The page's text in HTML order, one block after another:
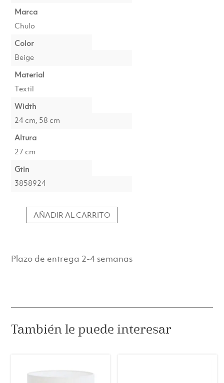
Marca
Chulo
Color
Beige
Material
Textil
Width
24 cm, 58 cm
Altura
27 cm
Gtin
3858924
Pantalla
Slim
Natural
cantidad
AÑADIR AL CARRITO
Plazo de entrega 2-4 semanas
También le puede interesar